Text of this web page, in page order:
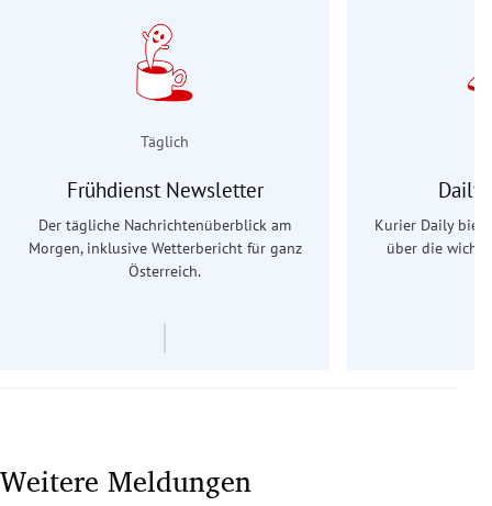
Täglich
Frühdienst Newsletter
Der tägliche Nachrichtenüberblick am
Morgen, inklusive Wetterbericht für ganz
Österreich.
Daily
Kurier Daily
über die
Weitere Meldungen